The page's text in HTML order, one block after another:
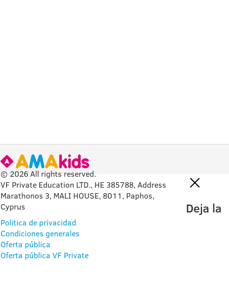
© 2026 All rights reserved.
VF Private Education LTD., HE 385788, Address
Marathonos 3, MALI HOUSE, 8011, Paphos,
Cyprus
Politica de privacidad
Condiciones generales
Oferta pública
Oferta pública VF Private
Deja la